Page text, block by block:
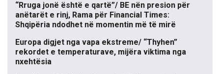
“Rruga jonë është e qartë”/ BE nën presion për
anëtarët e rinj, Rama për Financial Times:
Shqipëria ndodhet në momentin më të mirë
Europa digjet nga vapa ekstreme/ “Thyhen”
rekordet e temperaturave, mijëra viktima nga
nxehtësia